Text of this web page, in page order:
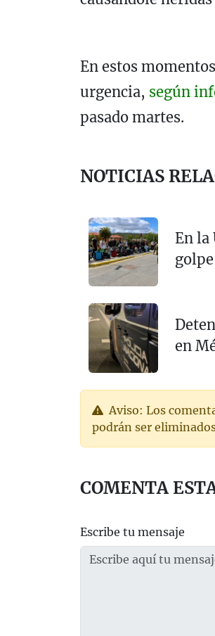
En estos
urgencia, según
pasado martes.
NOTICIAS
En la
en
Aviso: Los
podrán ser
COMENTA
Escribe tu mensaje